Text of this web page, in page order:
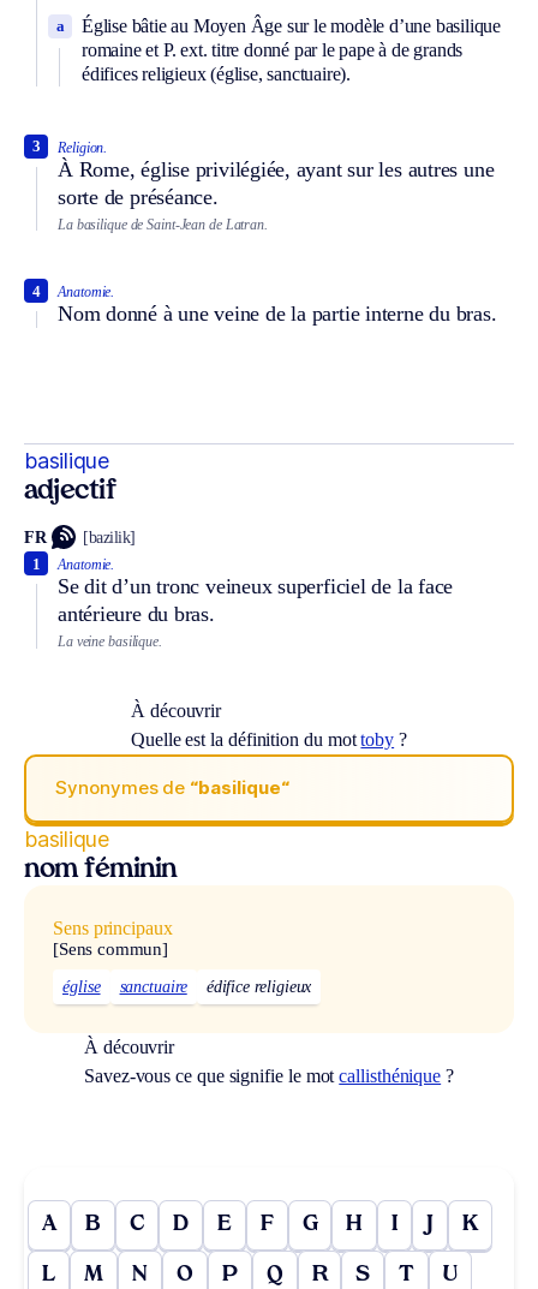
Église bâtie au Moyen Âge sur le modèle d’une basilique
romaine et P. ext. titre donné par le pape à de grands
édifices religieux (église, sanctuaire).
a
Religion.
À Rome, église privilégiée, ayant sur les autres une
sorte de préséance.
3
La basilique de Saint-Jean de Latran.
Anatomie.
Nom donné à une veine de la partie interne du bras.
4
basilique
adjectif
FR [bazilik]
Anatomie.
Se dit d’un tronc veineux superficiel de la face
antérieure du bras.
1
La veine basilique.
À découvrir
Quelle est la définition du mottoby ?
Synonymes de “basilique“
basilique
nom féminin
Sens principaux
[Sens commun]
église sanctuaire édifice religieux
À découvrir
Savez-vous ce que signifie le motcallisthénique ?
A B C D E F G H I J K
L M N O P Q R S T U